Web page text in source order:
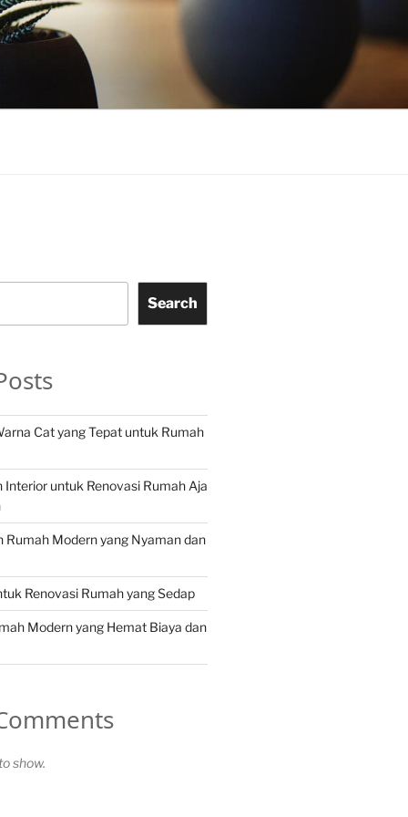
Search
Cat yang Tepat untuk Rumah
Interior untuk Renovasi Rumah Aja
Rumah Modern yang Nyaman dan
Renovasi Rumah yang Sedap
Modern yang Hemat Biaya dan
show.